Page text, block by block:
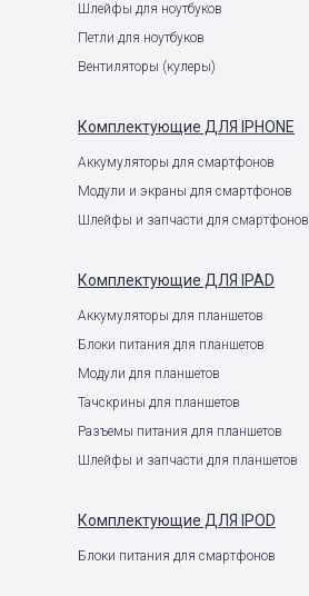
Шлейфы для ноутбуков
Петли для ноутбуков
Вентиляторы (кулеры)
Комплектующие ДЛЯ IPHONE
Аккумуляторы для смартфонов
Модули и экраны для смартфонов
Шлейфы и запчасти для смартфонов
Комплектующие ДЛЯ IPAD
Аккумуляторы для планшетов
Блоки питания для планшетов
Модули для планшетов
Тачскрины для планшетов
Разъемы питания для планшетов
Шлейфы и запчасти для планшетов
Комплектующие ДЛЯ IPOD
Блоки питания для смартфонов